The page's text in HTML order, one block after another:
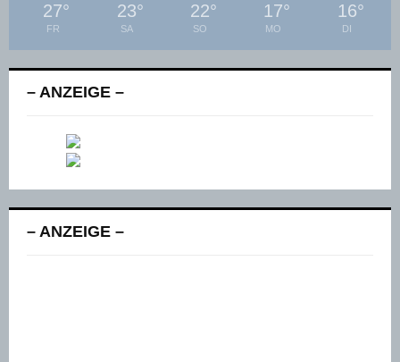
27°
FR
23°
SA
22°
SO
17°
MO
16°
DI
– ANZEIGE –
– ANZEIGE –